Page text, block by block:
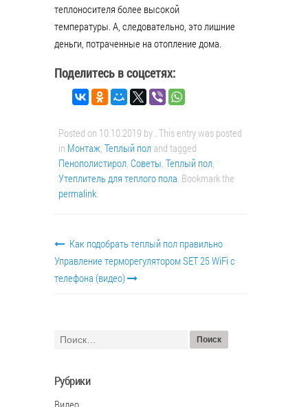
теплоносителя более высокой
температуры. А, следовательно, это лишние
деньги, потраченные на отопление дома.
Поделитесь в соцсетях:
Posted on 10.10.2019 by . This entry was posted
in Монтаж Теплый пол and tagged
Пенополистирол Советы Теплый пол
Утеплитель для теплого пола . Bookmark the
permalink
Как подобрать теплый пол правильно
Управление терморегулятором SET 25 WiFi с
телефона (видео)
Рубрики
Видео